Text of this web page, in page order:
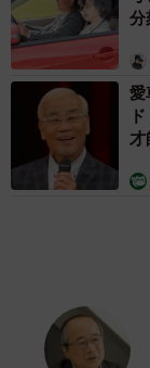
拡大へと結びつい
はたして、
と、考えるとス
いのか？と思っ
ースでスタッフ
ンドの研修にも
他社の化粧ブラ
あります。特定
していても、他
が、ここでは多
分
愛
才